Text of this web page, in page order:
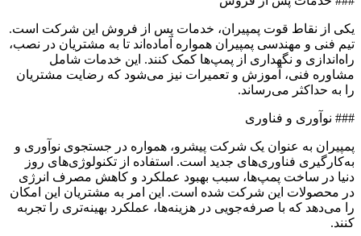
یکی از نقاط قوت پمپیران، خدمات پس از فروش این شرکت است.
تیم فنی و مهندسی پمپیران همواره آماده‌اند تا به مشتریان در نصب،
راه‌اندازی و نگهداری از پمپ‌ها کمک کنند. این خدمات شامل
مشاوره فنی، آموزش و تعمیرات نیز می‌شود که رضایت مشتریان
را به حداکثر می‌رساند.
### نوآوری و فناوری
پمپیران به عنوان یک شرکت پیشرو، همواره در جستجوی نوآوری و
به‌کارگیری فناوری‌های جدید است. استفاده از تکنولوژی‌های روز
دنیا در ساخت پمپ‌ها، سبب بهبود عملکرد و کاهش مصرف انرژی
در محصولات این شرکت شده است. این امر به مشتریان این امکان
را می‌دهد که با صرفه‌جویی در هزینه‌ها، عملکرد بهینه‌تری را تجربه
کنند.